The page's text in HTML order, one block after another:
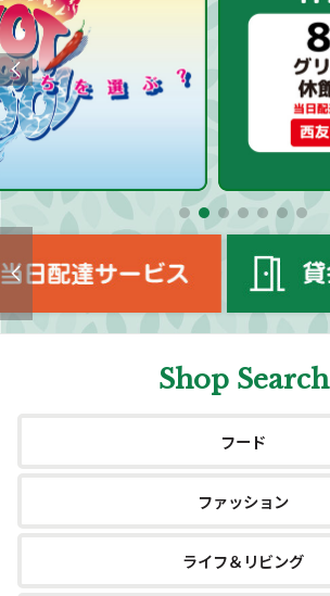
Shop Search
フード
ファッション
ライフ＆リビング